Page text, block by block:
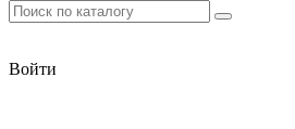
Войти